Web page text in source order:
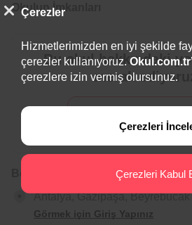
Okulun İmkanları
Bu okul hakkındaki
merak
Beyrebucak Ortaokulu İletişim
Antalya, Gazipaşa,
Görmek için Giriş Yapınız
Çerezler
Hizmetlerimizden en iyi şekilde
çerezler kullanıyoruz. Okul.com.tr
çerezlere izin vermiş olursunuz.
Çerezleri
Çerezleri Kabul